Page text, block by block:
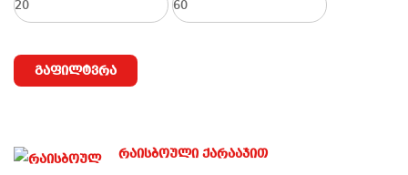
გაფილტვრა
რაისბოული ქარააჯით